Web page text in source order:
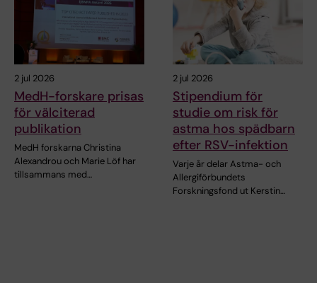
2 jul 2026
MedH-forskare prisas
för välciterad
publikation
MedH forskarna Christina
Alexandrou och Marie Löf har
tillsammans med…
2 jul 2026
Stipendium för
studie om risk för
astma hos spädbarn
efter RSV-infektion
Varje år delar Astma- och
Allergiförbundets
Forskningsfond ut Kerstin…